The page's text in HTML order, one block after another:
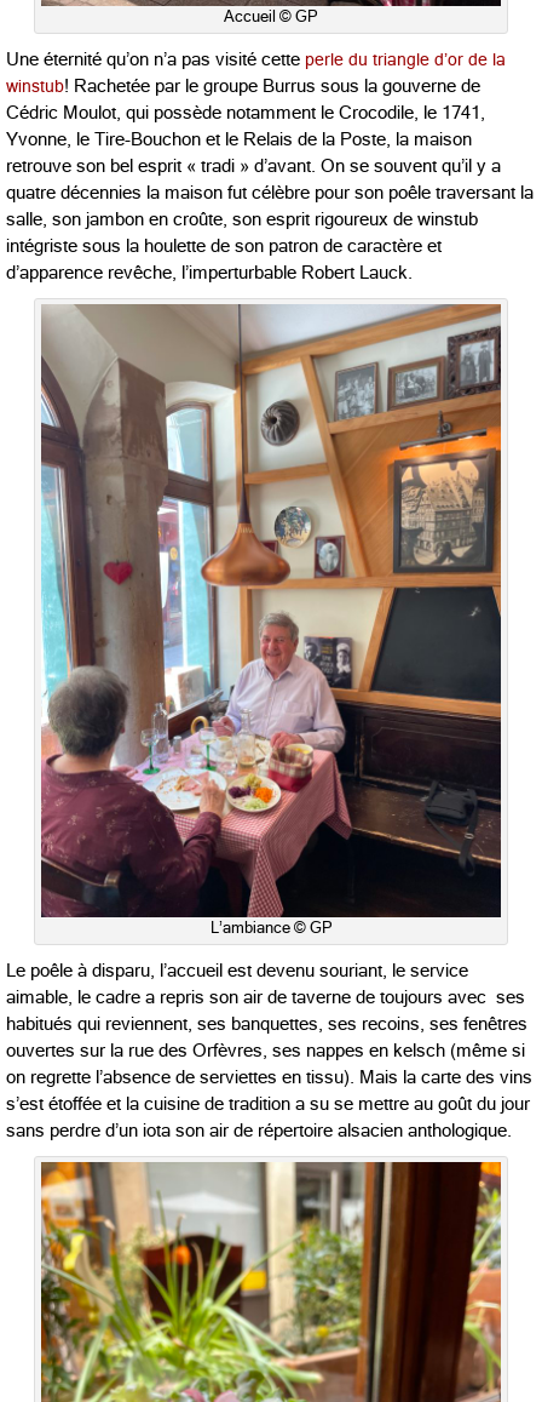
Accueil © GP
Une éternité qu’on n’a pas visité cette perle du triangle d’or de la
winstub! Rachetée par le groupe Burrus sous la gouverne de
Cédric Moulot, qui possède notamment le Crocodile, le 1741,
Yvonne, le Tire-Bouchon et le Relais de la Poste, la maison
retrouve son bel esprit « tradi » d’avant. On se souvent qu’il y a
quatre décennies la maison fut célèbre pour son poêle traversant la
salle, son jambon en croûte, son esprit rigoureux de winstub
intégriste sous la houlette de son patron de caractère et
d’apparence revêche, l’imperturbable Robert Lauck.
L’ambiance © GP
Le poêle à disparu, l’accueil est devenu souriant, le service
aimable, le cadre a repris son air de taverne de toujours avec ses
habitués qui reviennent, ses banquettes, ses recoins, ses fenêtres
ouvertes sur la rue des Orfèvres, ses nappes en kelsch (même si
on regrette l’absence de serviettes en tissu). Mais la carte des vins
s’est étoffée et la cuisine de tradition a su se mettre au goût du jour
sans perdre d’un iota son air de répertoire alsacien anthologique.